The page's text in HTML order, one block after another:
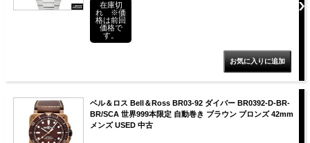
在庫切
れ ※価
格は前回
価格で
す。
ベル＆ロス Bell＆Ross BR03-92 ダイバー BR0392-D-BR-
BR/SCA 世界999本限定 自動巻き ブラウン ブロンズ 42mm
メンズ USED 中古